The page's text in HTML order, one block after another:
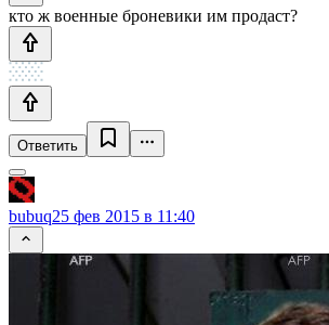
кто ж военные броневики им продаст?
Ответить
bubuq25 фев 2015 в 11:40